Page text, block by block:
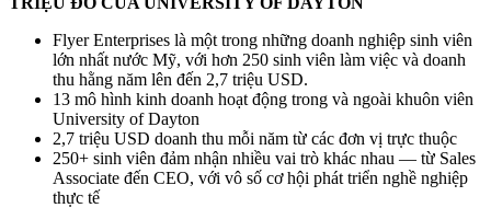
Flyer Enterprises là một trong những doanh nghiệp sinh viên
lớn nhất nước Mỹ, với hơn 250 sinh viên làm việc và doanh
thu hằng năm lên đến 2,7 triệu USD.
13 mô hình kinh doanh hoạt động trong và ngoài khuôn viên
University of Dayton
2,7 triệu USD doanh thu mỗi năm từ các đơn vị trực thuộc
250+ sinh viên đảm nhận nhiều vai trò khác nhau — từ Sales
Associate đến CEO, với vô số cơ hội phát triển nghề nghiệp
thực tế